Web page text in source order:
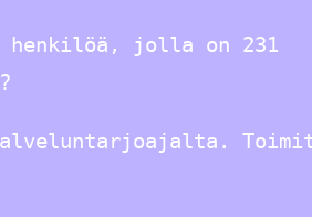
henkilöä, jolla on 231